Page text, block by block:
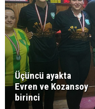
Üçüncü ayakta
Evren ve Kozansoy
birinci